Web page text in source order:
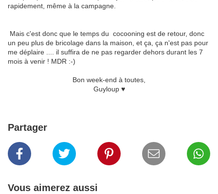
rapidement, même à la campagne.
Mais c'est donc que le temps du cocooning est de retour, donc
un peu plus de bricolage dans la maison, et ça, ça n'est pas pour
me déplaire .... il suffira de ne pas regarder dehors durant les 7
mois à venir ! MDR :-)
Bon week-end à toutes,
Guyloup ♥
Partager
Vous aimerez aussi